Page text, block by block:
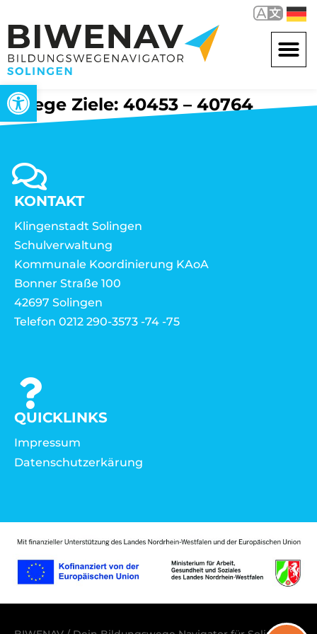
Werkzeugleiste öffnen
Wege Ziele: 40453 – 40764
KONTAKT
Klingenstadt Solingen
Schulverwaltung
Kommunale Koordinierung KAoA
Bonner Straße 100
42697 Solingen
Telefon 0212 290-3573 -74 -75
QUICKLINKS
Impressum
Datenschutzerkärung